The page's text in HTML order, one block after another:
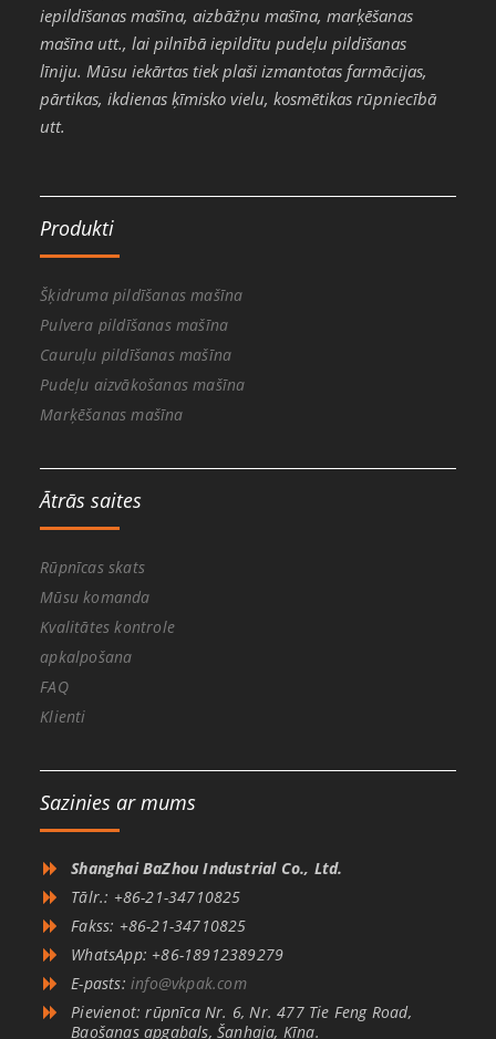
iepildīšanas mašīna, aizbāžņu mašīna, marķēšanas
mašīna utt., lai pilnībā iepildītu pudeļu pildīšanas
līniju. Mūsu iekārtas tiek plaši izmantotas farmācijas,
pārtikas, ikdienas ķīmisko vielu, kosmētikas rūpniecībā
utt.
Produkti
Šķidruma pildīšanas mašīna
Pulvera pildīšanas mašīna
Cauruļu pildīšanas mašīna
Pudeļu aizvākošanas mašīna
Marķēšanas mašīna
Ātrās saites
Rūpnīcas skats
Mūsu komanda
Kvalitātes kontrole
apkalpošana
FAQ
Klienti
Sazinies ar mums
Shanghai BaZhou Industrial Co., Ltd.
Tālr.: +86-21-34710825
Fakss: +86-21-34710825
WhatsApp: +86-18912389279
E-pasts:info@vkpak.com
Pievienot: rūpnīca Nr. 6, Nr. 477 Tie Feng Road,
Baošaņas apgabals, Šanhaja, Ķīna.